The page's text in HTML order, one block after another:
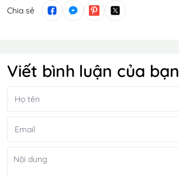
Chia sẻ
Viết bình luận của bạn